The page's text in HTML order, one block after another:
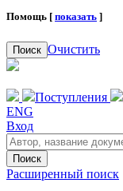
Помощь [ показать ]
Поиск Очистить
Поступления
ENG
Вход
Поиск
Расширенный поиск